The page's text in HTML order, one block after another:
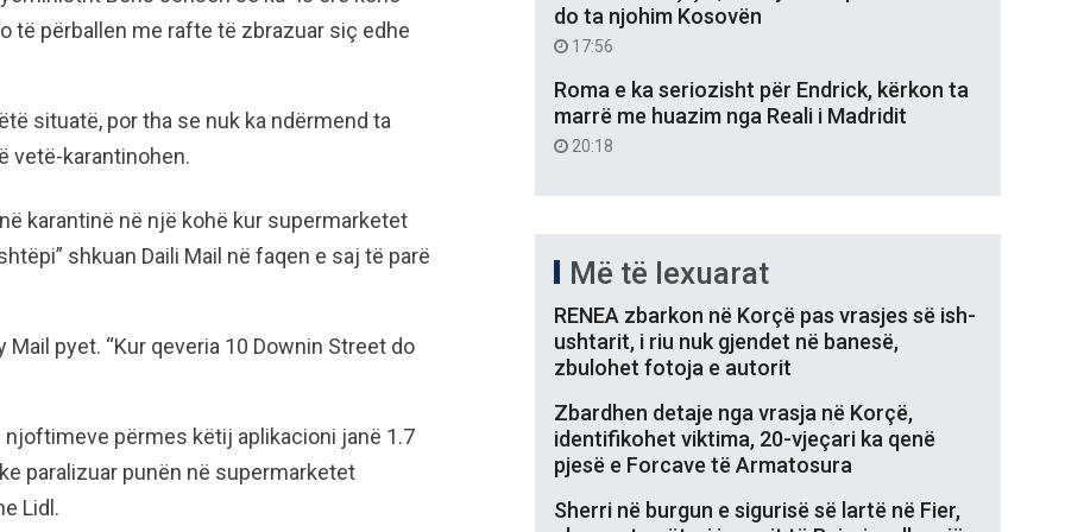
të përballen me rafte të zbrazuar siç edhe
situatë, por tha se nuk ka ndërmend ta
vetë-karantinohen.
karantinë në një kohë kur supermarketet
shkuan Daili Mail në faqen e saj të parë
pyet. “Kur qeveria 10 Downin Street do
përmes këtij aplikacioni janë 1.7
paralizuar punën në supermarketet
Lidl.
do ta njohim Kosovën
17:56
Roma e ka seriozisht për Endrick, kërkon ta
marrë me huazim nga Reali i Madridit
20:18
Më të lexuarat
RENEA zbarkon në Korçë pas vrasjes së ish-
ushtarit, i riu nuk gjendet në banesë,
zbulohet fotoja e autorit
Zbardhen detaje nga vrasja në Korçë,
identifikohet viktima, 20-vjeçari ka qenë
pjesë e Forcave të Armatosura
Sherri në burgun e sigurisë së lartë në Fier,